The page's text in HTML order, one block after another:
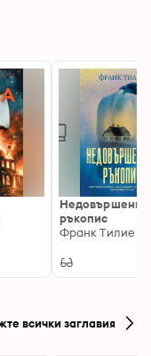
ръкопис
Франк Тилие
всички заглавия